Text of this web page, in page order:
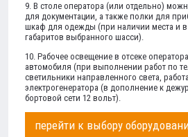
9. В столе оператора (или отдельно)
для документации, а также полки для
шкаф для одежды (при наличии места и в
габаритов выбранного шасси).
10. Рабочее освещение в отсеке
автомобиля (при выполнении работ по
светильники направленного света,
электрогенератора (в дополнение к
бортовой сети 12 вольт).
перейти к выбору